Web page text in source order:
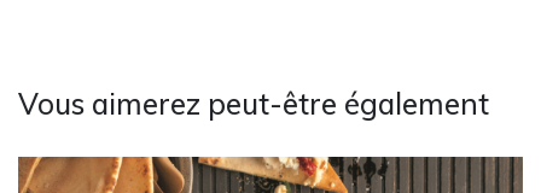
Vous aimerez peut-être également